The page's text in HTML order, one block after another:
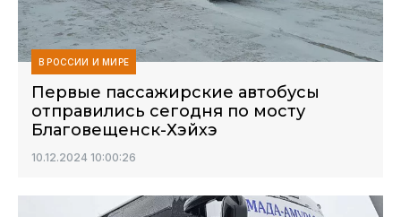
В РОССИИ И МИРЕ
Первые пассажирские автобусы
отправились сегодня по мосту
Благовещенск-Хэйхэ
10.12.2024 10:00:26